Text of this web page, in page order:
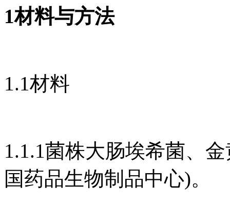
1材料与方法
1.1材料
1.1.1菌株大肠埃希菌、
国药品生物制品中心)。